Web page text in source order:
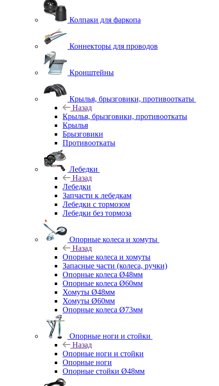
Колпаки для фаркопа
Коннекторы для проводов
Кронштейны
Крылья, брызговики, противооткаты
Назад
Крылья, брызговики, противооткаты
Крылья
Брызговики
Противооткаты
Лебедки
Назад
Лебедки
Запчасти к лебедкам
Лебедки с тормозом
Лебедки без тормоза
Опорные колеса и хомуты
Назад
Опорные колеса и хомуты
Запасные части (колеса, ручки)
Опорные колеса Ø48мм
Опорные колеса Ø60мм
Хомуты Ø48мм
Хомуты Ø60мм
Опорные колеса Ø73мм
Опорные ноги и стойки
Назад
Опорные ноги и стойки
Опорные ноги
Опорные стойки Ø48мм